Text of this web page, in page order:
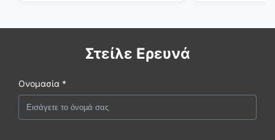
Στείλε Ερευνά
Ονομασία *